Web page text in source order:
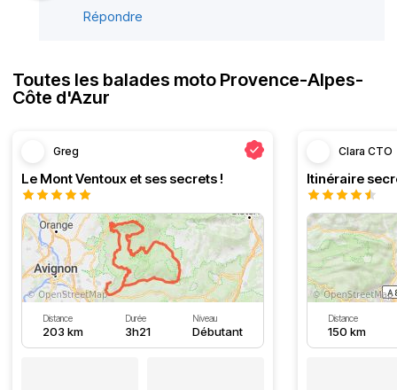
Répondre
Toutes les balades moto Provence-Alpes-
Côte d'Azur
Greg
Le Mont Ventoux et ses secrets !
Distance
203 km
Durée
3h21
Niveau
Débutant
Clara CTO
Distance
150 km